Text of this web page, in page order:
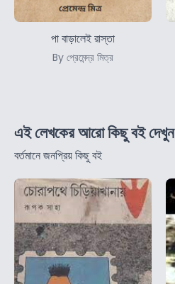
পা বাড়ালেই রাস্তা
By প্রেমেন্দ্র মিত্র
এই লেখকের আরো কিছু বই দেখুন
বর্তমানে জনপ্রিয় কিছু বই